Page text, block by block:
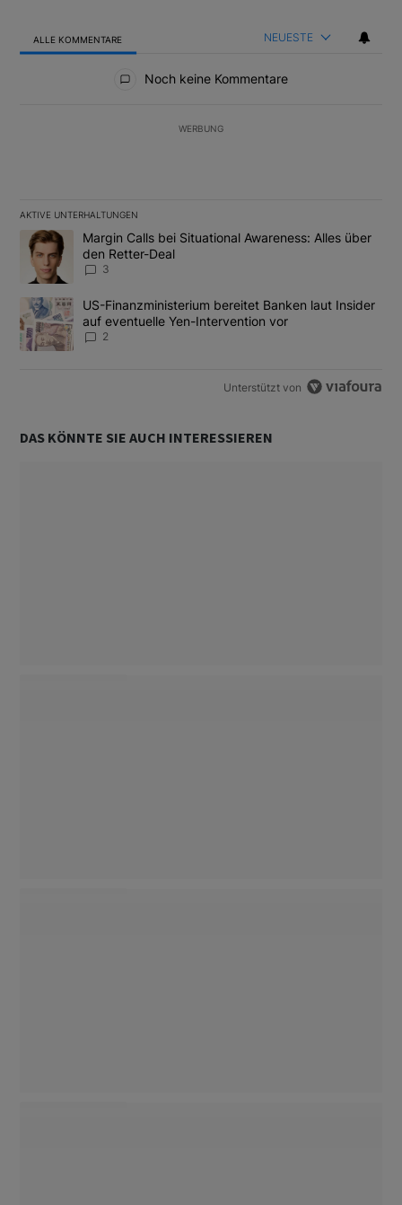
ALLE KOMMENTARE NEUESTE
Noch keine Kommentare
WERBUNG
AKTIVE UNTERHALTUNGEN
Das Folgende ist eine Liste der am meisten kommentierten
Ein Trendartikel mit dem Titel "Margin Calls bei Situational
Margin Calls bei Situational Awareness: Alles über
den Retter-Deal
3
Ein Trendartikel mit dem Titel "US-Finanzministerium bereitet
US-Finanzministerium bereitet Banken laut Insider
auf eventuelle Yen-Intervention vor
2
Unterstützt von
DAS KÖNNTE SIE AUCH INTERESSIEREN